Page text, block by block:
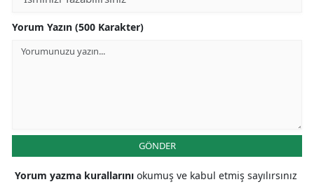
Yorum Yazın (500 Karakter)
GÖNDER
Yorum yazma kurallarını okumuş ve kabul etmiş sayılırsınız